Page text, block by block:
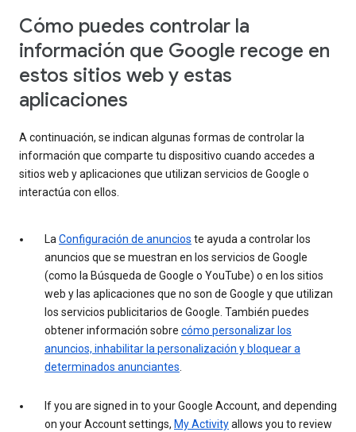
Cómo puedes controlar la
información que Google recoge en
estos sitios web y estas
aplicaciones
A continuación, se indican algunas formas de controlar la
información que comparte tu dispositivo cuando accedes a
sitios web y aplicaciones que utilizan servicios de Google o
interactúa con ellos.
LaConfiguración de anuncios te ayuda a controlar los
anuncios que se muestran en los servicios de Google
(como la Búsqueda de Google o YouTube) o en los sitios
web y las aplicaciones que no son de Google y que utilizan
los servicios publicitarios de Google. También puedes
obtener información sobre cómo personalizar los
anuncios, inhabilitar la personalización y bloquear a
determinados anunciantes.
If you are signed in to your Google Account, and depending
on your Account settings, My Activityallows you to review